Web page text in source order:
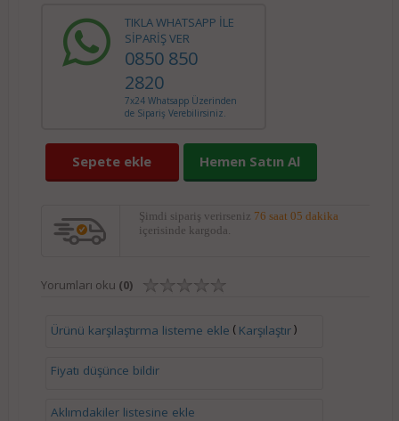
TIKLA WHATSAPP İLE
SİPARİŞ VER
0850 850
2820
7x24 Whatsapp Üzerinden
de Sipariş Verebilirsiniz.
Sepete ekle Hemen Satın Al
Şimdi sipariş verirseniz 76 saat 05 dakika
içerisinde kargoda.
Yorumları oku (0)
Ürünü karşılaştırma listeme ekle ( Karşılaştır)
Fiyatı düşünce bildir
Aklımdakiler listesine ekle